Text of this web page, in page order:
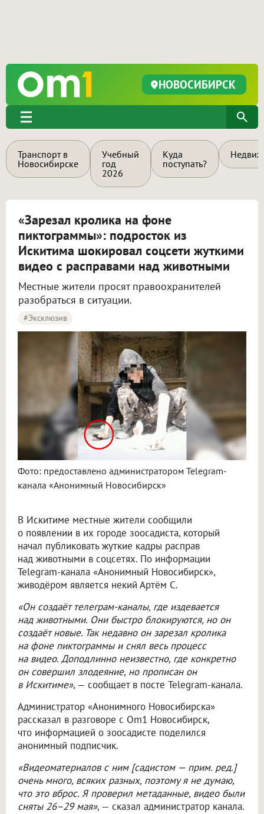
НОВОСИБИРСК
Транспорт в
Новосибирске
Учебный
год
2026
Куда
поступать?
«Зарезал кролика на фоне
пиктограммы»: подросток из
Искитима шокировал соцсети жуткими
видео с расправами над животными
Местные жители просят правоохранителей
разобраться в ситуации.
#эксклюзив
Фото: предоставлено администратором Telegram-
канала «Анонимный Новосибирск»
В Искитиме местные жители сообщили
о появлении в их городе зоосадиста, который
начал публиковать жуткие кадры расправ
над животными в соцсетях. По информации
Telegram-канала «Анонимный Новосибирск»,
живодёром является некий Артём С.
«Он создаёт телеграм-каналы, где издевается
над животными. Они быстро блокируются, но он
создаёт новые. Так недавно он зарезал кролика
на фоне пиктограммы и снял весь процесс
на видео. Доподлинно неизвестно, где конкретно
он совершил злодеяние, но прописан он
в Искитиме», — сообщает в посте Telegram-канала.
Администратор «Анонимного Новосибирска»
рассказал в разговоре с Om1 Новосибирск,
что информацией о зоосадисте поделился
анонимный подписчик.
«Видеоматериалов с ним [садистом — прим. ред.]
очень много, всяких разных, поэтому я не думаю,
что это вброс. Я проверил метаданные, видео были
сняты 26–29 мая», — сказал администратор канала.